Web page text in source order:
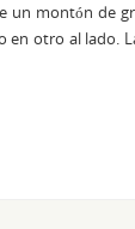
un montón de
otro al lado.